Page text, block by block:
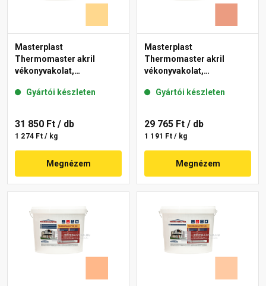
Masterplast
Thermomaster akril
vékonyvakolat,
01-D 25 kg
Gyártói készleten
31 850 Ft / db
1 274 Ft / kg
Megnézem
Masterplast
Thermomaster akril
vékonyvakolat,
17-C 25 kg
Gyártói készleten
29 765 Ft / db
1 191 Ft / kg
Megnézem